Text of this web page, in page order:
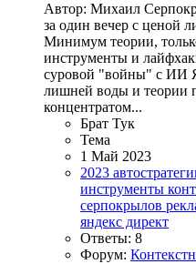
Автор: Михаил
за один вечер с ценой
Минимум теории,
инструменты и
суровой "войны" с ИИ
лишней воды и теории
концентратом...
Брат Тук
Тема
1 Май 2023
2023
инструменты
серпокрылов
яндекс директ
Ответы: 8
Форум: